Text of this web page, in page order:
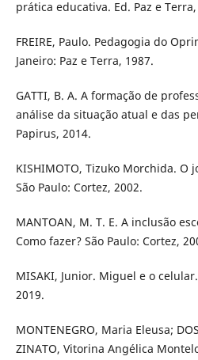
prática educativa. Ed. Paz e
FREIRE, Paulo. Pedagogia do
Janeiro: Paz e Terra, 1987.
GATTI, B. A. A formação de
análise da situação atual e das
Papirus, 2014.
KISHIMOTO, Tizuko Morchida. O
São Paulo: Cortez, 2002.
MANTOAN, M. T. E. A inclusão
Como fazer? São Paulo: Cortez,
MISAKI, Junior. Miguel e o
2019.
MONTENEGRO, Maria Eleusa;
ZINATO, Vitorina Angélica